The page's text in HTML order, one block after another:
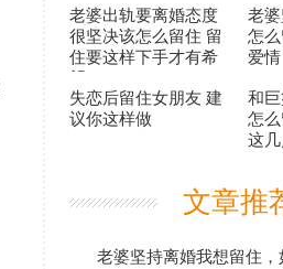
老婆出轨要离婚态度
很坚决该怎么留住 留
住要这样下手才有希
老
怎
爱
失恋后留住女朋友 建
议你这样做
和
怎么
这几
文章推
老婆坚持离婚我想留住